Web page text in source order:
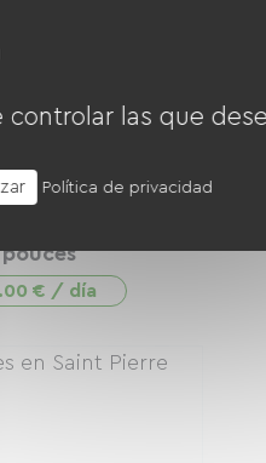
€ / día
las que
Política de privacidad